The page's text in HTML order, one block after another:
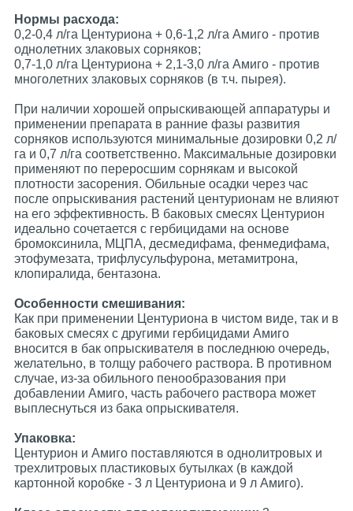
Нормы расхода:
0,2-0,4 л/га Центуриона + 0,6-1,2 л/га Амиго - против
однолетних злаковых сорняков;
0,7-1,0 л/га Центуриона + 2,1-3,0 л/га Амиго - против
многолетних злаковых сорняков (в т.ч. пырея).
При наличии хорошей опрыскивающей аппаратуры и
применении препарата в ранние фазы развития
сорняков используются минимальные дозировки 0,2 л/
га и 0,7 л/га соответственно. Максимальные дозировки
применяют по переросшим сорнякам и высокой
плотности засорения. Обильные осадки через час
после опрыскивания растений центурионам не влияют
на его эффективность. В баковых смесях Центурион
идеально сочетается с гербицидами на основе
бромоксинила, МЦПА, десмедифама, фенмедифама,
этофумезата, трифлусульфурона, метамитрона,
клопиралида, бентазона.
Особенности смешивания:
Как при применении Центуриона в чистом виде, так и в
баковых смесях с другими гербицидами Амиго
вносится в бак опрыскивателя в последнюю очередь,
желательно, в толщу рабочего раствора. В противном
случае, из-за обильного пенообразования при
добавлении Амиго, часть рабочего раствора может
выплеснуться из бака опрыскивателя.
Упаковка:
Центурион и Амиго поставляются в однолитровых и
трехлитровых пластиковых бутылках (в каждой
картонной коробке - 3 л Центуриона и 9 л Амиго).